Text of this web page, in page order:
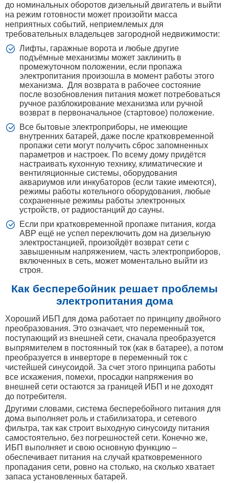
до номинальных оборотов дизельный двигатель и выйти
на режим готовности может произойти масса
неприятных событий, неприемлемых для
требовательных владельцев загородной недвижимости:
Лифты, гаражные ворота и любые другие
подъёмные механизмы может заклинить в
промежуточном положении, если пропажа
электропитания произошла в момент работы этого
механизма. Для возврата в рабочее состояние
после возобновления питания может потребоваться
ручное разблокирование механизма или ручной
возврат в первоначальное (стартовое) положение.
Все бытовые электроприборы, не имеющие
внутренних батарей, даже после кратковременной
пропажи сети могут получить сброс запомненных
параметров и настроек. По всему дому придётся
настраивать кухонную технику, климатические и
вентиляционные системы, оборудования
аквариумов или инкубаторов (если такие имеются),
режимы работы котельного оборудования, любые
сохраненные режимы работы электронных
устройств, от радиостанций до сауны.
Если при кратковременной пропаже питания, когда
АВР ещё не успел переключить дом на дизельную
электростанцией, произойдёт возврат сети с
завышенным напряжением, часть электроприборов,
включенных в сеть, может моментально выйти из
строя.
Как бесперебойник решает проблемы
электропитания дома
Хороший ИБП для дома работает по принципу двойного
преобразования. Это означает, что переменный ток,
поступающий из внешней сети, сначала преобразуется
выпрямителем в постоянный ток (как в батарее), а потом
преобразуется в инверторе в переменный ток с
чистейшей синусоидой. За счет этого принципа работы
все искажения, помехи, просадки напряжения во
внешней сети остаются за границей ИБП и не доходят
до потребителя.
Другими словами, система бесперебойного питания для
дома выполняет роль и стабилизатора, и сетевого
фильтра, так как строит выходную синусоиду питания
самостоятельно, без погрешностей сети. Конечно же,
ИБП выполняет и свою основную функцию –
обеспечивает питания на случай кратковременного
пропадания сети, ровно на столько, на сколько хватает
запаса установленных батарей.